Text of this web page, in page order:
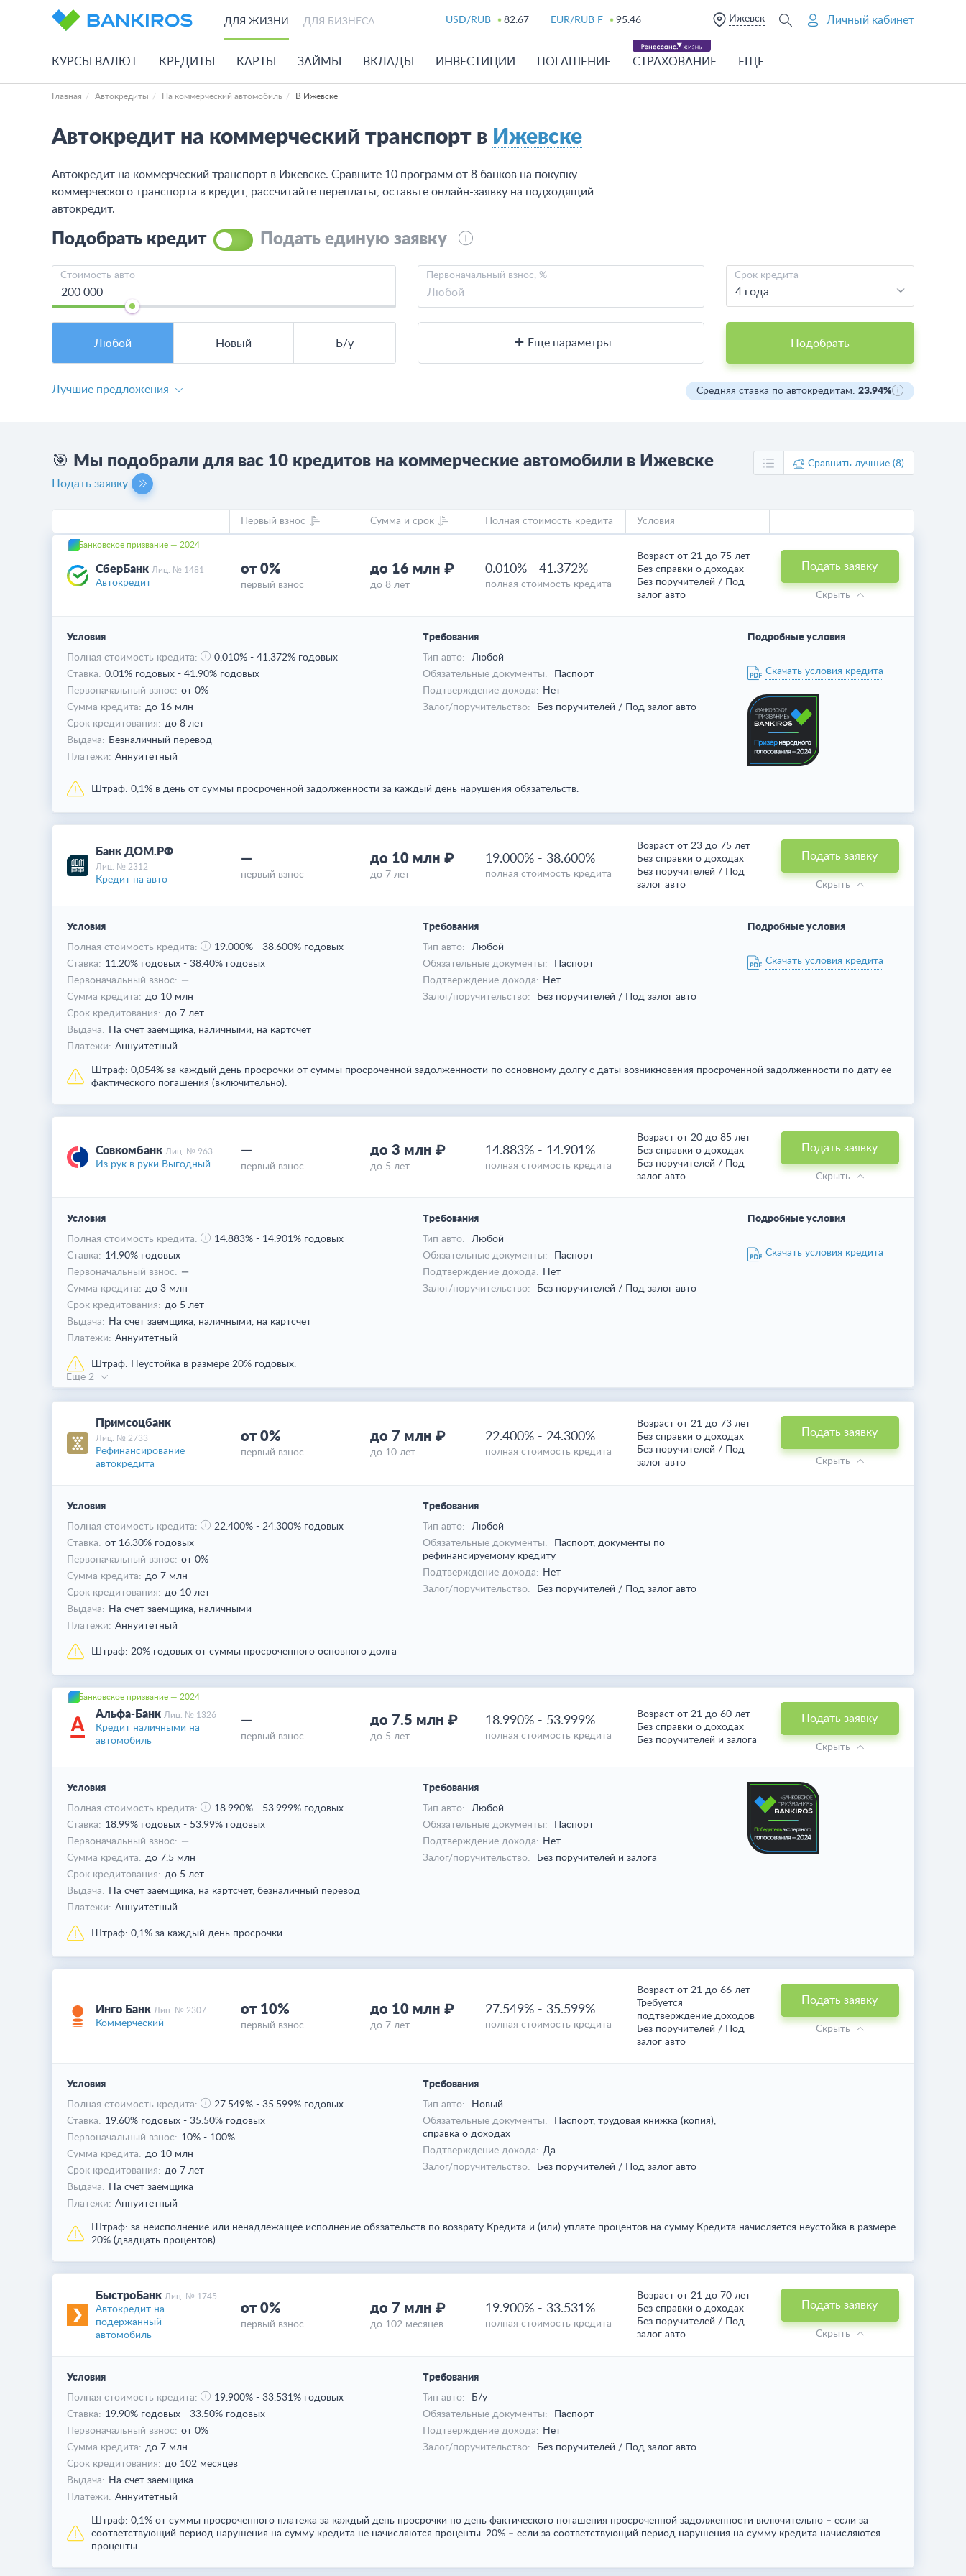
ДЛЯ ЖИЗНИ ДЛЯ БИЗНЕСА USD/RUB 82.67 EUR/RUB F 95.46 Ижевск Личный кабинет
КУРСЫ ВАЛЮТ КРЕДИТЫ КАРТЫ ЗАЙМЫ ВКЛАДЫ ИНВЕСТИЦИИ ПОГАШЕНИЕ СТРАХОВАНИЕ ЕЩЕ
Главная Автокредиты На коммерческий автомобиль В Ижевске
Автокредит на коммерческий транспорт в Ижевске
Автокредит на коммерческий транспорт в Ижевске. Сравните 10 программ от 8 банков на покупку
коммерческого транспорта в кредит, рассчитайте переплаты, оставьте онлайн-заявку на подходящий
автокредит.
Подобрать кредит Подать единую заявку
Стоимость авто Первоначальный взнос, % Срок кредита
4 года
Любой Новый Б/у Еще параметры Подобрать
Лучшие предложения Средняя ставка по автокредитам: 23.94%
🎯 Мы подобрали для вас 10 кредитов на коммерческие автомобили в Ижевске
Подать заявку
Сравнить лучшие (8)
Первый взнос Сумма и срок Полная стоимость кредита Условия
Банковское призвание — 2024
СберБанк Лиц. № 1481
Автокредит
от 0%
первый взнос
до 16 млн ₽
до 8 лет
0.010%- 41.372%
полная стоимость кредита
Возраст от 21 до 75 лет
Без справки о доходах
Без поручителей / Под
залог авто
Подать заявку
Скрыть
Условия
Полная стоимость кредита:
0.010% - 41.372% годовых
Ставка: 0.01% годовых - 41.90% годовых
Первоначальный взнос: от 0%
Сумма кредита: до 16 млн
Срок кредитования: до 8 лет
Выдача: Безналичный перевод
Платежи: Аннуитетный
Требования
Тип авто:
Любой
Обязательные документы:
Паспорт
Подтверждение дохода: Нет
Залог/поручительство:
Без поручителей / Под залог авто
Подробные условия
Скачать условия кредита
Штраф: 0,1% в день от суммы просроченной задолженности за каждый день нарушения обязательств.
Банк ДОМ.РФ
Лиц. № 2312
Кредит на авто
—
первый взнос
до 10 млн ₽
до 7 лет
19.000%- 38.600%
полная стоимость кредита
Возраст от 23 до 75 лет
Без справки о доходах
Без поручителей / Под
залог авто
Подать заявку
Скрыть
Условия
Полная стоимость кредита:
19.000% - 38.600% годовых
Ставка: 11.20% годовых - 38.40% годовых
Первоначальный взнос: —
Сумма кредита: до 10 млн
Срок кредитования: до 7 лет
Выдача: На счет заемщика, наличными, на картсчет
Платежи: Аннуитетный
Требования
Тип авто:
Любой
Обязательные документы:
Паспорт
Подтверждение дохода: Нет
Залог/поручительство:
Без поручителей / Под залог авто
Подробные условия
Скачать условия кредита
Штраф: 0,054% за каждый день просрочки от суммы просроченной задолженности по основному долгу с даты возникновения просроченной задолженности по дату ее
фактического погашения (включительно).
Совкомбанк Лиц. № 963
Из рук в руки Выгодный
—
первый взнос
до 3 млн ₽
до 5 лет
14.883%- 14.901%
полная стоимость кредита
Возраст от 20 до 85 лет
Без справки о доходах
Без поручителей / Под
залог авто
Подать заявку
Скрыть
Условия
Полная стоимость кредита:
14.883% - 14.901% годовых
Ставка: 14.90% годовых
Первоначальный взнос: —
Сумма кредита: до 3 млн
Срок кредитования: до 5 лет
Выдача: На счет заемщика, наличными, на картсчет
Платежи: Аннуитетный
Требования
Тип авто:
Любой
Обязательные документы:
Паспорт
Подтверждение дохода: Нет
Залог/поручительство:
Без поручителей / Под залог авто
Подробные условия
Скачать условия кредита
Штраф: Неустойка в размере 20% годовых.
Еще 2
Примсоцбанк
Лиц. № 2733
Рефинансирование
автокредита
от 0%
первый взнос
до 7 млн ₽
до 10 лет
22.400%- 24.300%
полная стоимость кредита
Возраст от 21 до 73 лет
Без справки о доходах
Без поручителей / Под
залог авто
Подать заявку
Скрыть
Условия
Полная стоимость кредита:
22.400% - 24.300% годовых
Ставка: от 16.30% годовых
Первоначальный взнос: от 0%
Сумма кредита: до 7 млн
Срок кредитования: до 10 лет
Выдача: На счет заемщика, наличными
Платежи: Аннуитетный
Требования
Тип авто:
Любой
Обязательные документы:
Паспорт, документы по
рефинансируемому кредиту
Подтверждение дохода: Нет
Залог/поручительство:
Без поручителей / Под залог авто
Штраф: 20% годовых от суммы просроченного основного долга
Банковское призвание — 2024
Альфа-Банк Лиц. № 1326
Кредит наличными на
автомобиль
—
первый взнос
до 7.5 млн ₽
до 5 лет
18.990%- 53.999%
полная стоимость кредита
Возраст от 21 до 60 лет
Без справки о доходах
Без поручителей и залога
Подать заявку
Скрыть
Условия
Полная стоимость кредита:
18.990% - 53.999% годовых
Ставка: 18.99% годовых - 53.99% годовых
Первоначальный взнос: —
Сумма кредита: до 7.5 млн
Срок кредитования: до 5 лет
Выдача: На счет заемщика, на картсчет, безналичный перевод
Платежи: Аннуитетный
Требования
Тип авто:
Любой
Обязательные документы:
Паспорт
Подтверждение дохода: Нет
Залог/поручительство:
Без поручителей и залога
Штраф: 0,1% за каждый день просрочки
Инго Банк Лиц. № 2307
Коммерческий
от 10%
первый взнос
до 10 млн ₽
до 7 лет
27.549%- 35.599%
полная стоимость кредита
Возраст от 21 до 66 лет
Требуется
подтверждение доходов
Без поручителей / Под
залог авто
Подать заявку
Скрыть
Условия
Полная стоимость кредита:
27.549% - 35.599% годовых
Ставка: 19.60% годовых - 35.50% годовых
Первоначальный взнос: 10% - 100%
Сумма кредита: до 10 млн
Срок кредитования: до 7 лет
Выдача: На счет заемщика
Платежи: Аннуитетный
Требования
Тип авто:
Новый
Обязательные документы:
Паспорт, трудовая книжка (копия),
справка о доходах
Подтверждение дохода: Да
Залог/поручительство:
Без поручителей / Под залог авто
Штраф: за неисполнение или ненадлежащее исполнение обязательств по возврату Кредита и (или) уплате процентов на сумму Кредита начисляется неустойка в размере
20% (двадцать процентов).
БыстроБанк Лиц. № 1745
Автокредит на
подержанный
автомобиль
от 0%
первый взнос
до 7 млн ₽
до 102 месяцев
19.900%- 33.531%
полная стоимость кредита
Возраст от 21 до 70 лет
Без справки о доходах
Без поручителей / Под
залог авто
Подать заявку
Скрыть
Условия
Полная стоимость кредита:
19.900% - 33.531% годовых
Ставка: 19.90% годовых - 33.50% годовых
Первоначальный взнос: от 0%
Сумма кредита: до 7 млн
Срок кредитования: до 102 месяцев
Выдача: На счет заемщика
Платежи: Аннуитетный
Требования
Тип авто:
Б/у
Обязательные документы:
Паспорт
Подтверждение дохода: Нет
Залог/поручительство:
Без поручителей / Под залог авто
Штраф: 0,1% от суммы просроченного платежа за каждый день просрочки по день фактического погашения просроченной задолженности включительно – если за
соответствующий период нарушения на сумму кредита не начисляются проценты. 20% – если за соответствующий период нарушения на сумму кредита начисляются
проценты.